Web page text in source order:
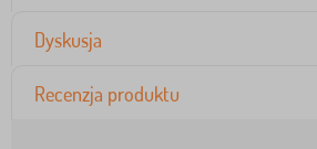
Dyskusja
Recenzja produktu